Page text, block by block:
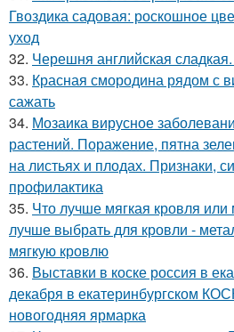
Гвоздика садовая: роскошное
уход
32. Черешня английская
33. Красная смородина рядом с
сажать
34. Мозаика вирусное
растений. Поражение, пятна
на листьях и плодах. Признаки,
профилактика
35. Что лучше мягкая кровля
лучше выбрать для кровли -
мягкую кровлю
36. Выставки в коске россия в
декабря в екатеринбургском
новогодняя ярмарка